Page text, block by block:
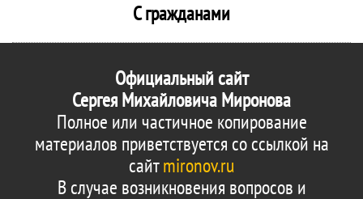
С гражданами
Официальный сайт
Сергея Михайловича Миронова
Полное или частичное копирование
материалов приветствуется со ссылкой на
сайтmironov.ru
В случае возникновения вопросов и